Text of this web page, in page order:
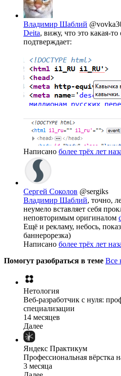
Владимир Шаблий
Deita, вижу, что это какая-
подтверждает:
Написано более трёх лет
Сергей Соколов @sergiks
Владимир Шаблий, точно,
неумело вставляет себя
неповторимым оригиналом
Ещё и рекламу, небось,
баннерорезка)
Написано более трёх лет
Помогут разобраться в теме Все
Нетология
Веб-разработчик с нуля:
специализации
14 месяцев
Далее
Яндекс Практикум
Профессиональная вёрстка
3 месяца